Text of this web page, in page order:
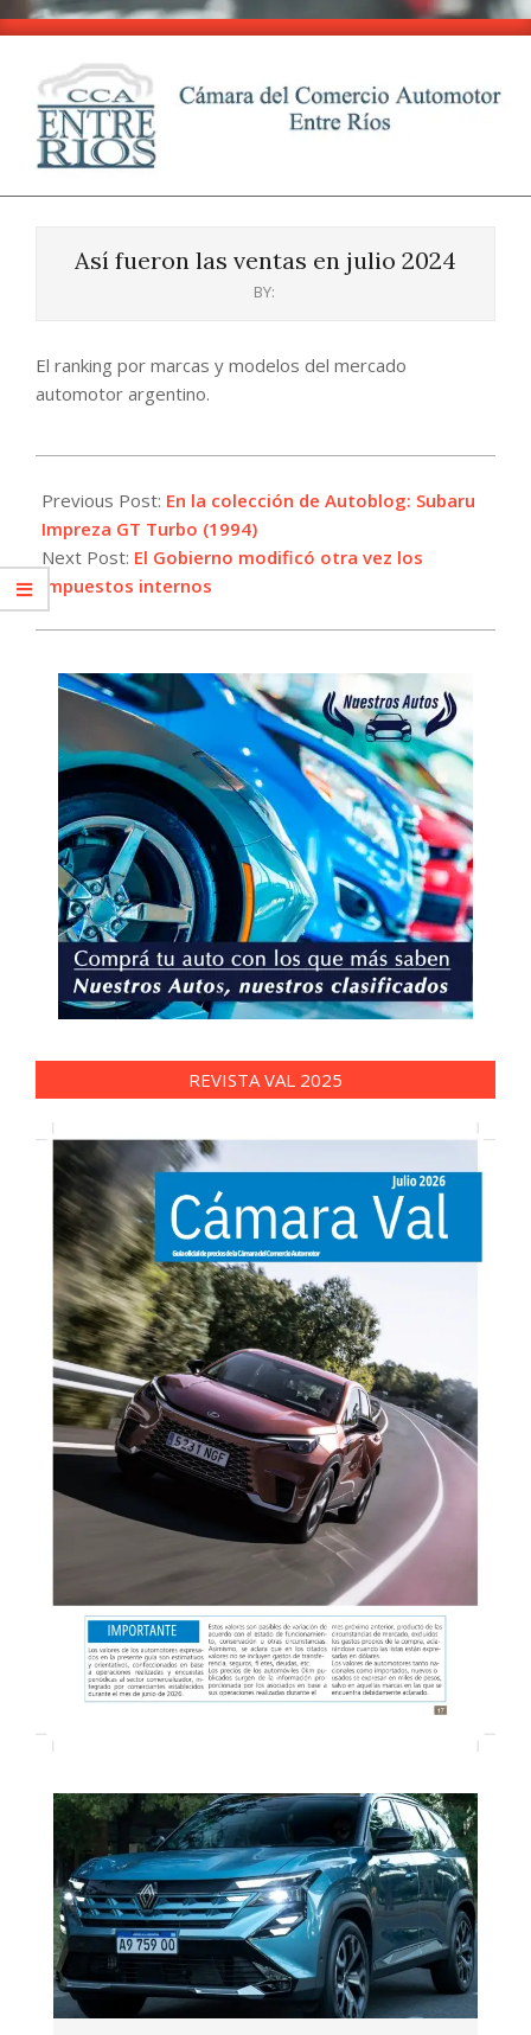
Skip
content
CCA
EntreAsí fueron las ventas en julio 2024
BY:
El ranking por marcas y modelos del mercado
automotor argentino.
07-
31
Previous Post: En la colección de Autoblog: Subaru
Impreza GT Turbo (1994)
Next Post: El Gobierno modificó otra vez los
impuestos internos
REVISTA VAL 2025